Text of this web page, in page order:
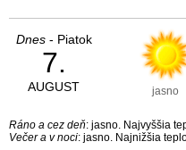
Dnes- Piatok
7.
AUGUST jasno
Ráno a cez deň: jasno. Najvyššia
Večer a v noci: jasno. Najnižšia